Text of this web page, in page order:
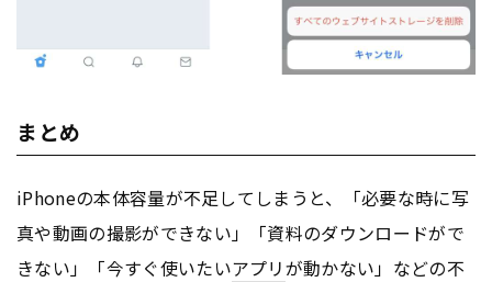
まとめ
iPhoneの本体容量が不足してしまうと、「必要な時に写
真や動画の撮影ができない」「資料のダウンロードがで
きない」「今すぐ使いたいアプリが動かない」などの不